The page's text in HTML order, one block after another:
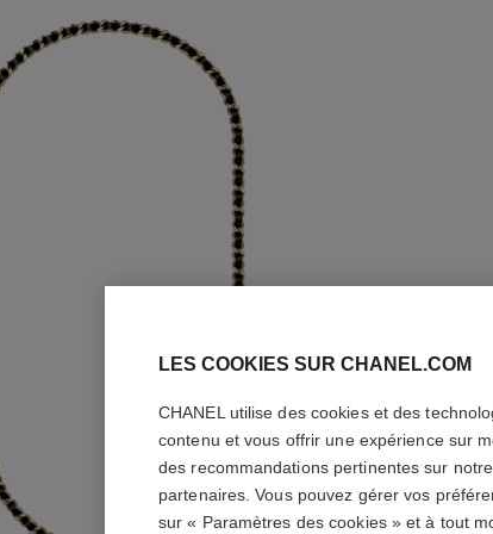
LES COOKIES SUR CHANEL.COM
CHANEL utilise des cookies et des
contenu et vous offrir une expérience sur
des recommandations pertinentes sur
partenaires. Vous pouvez gérer vos
sur « Paramètres des cookies » et à tout